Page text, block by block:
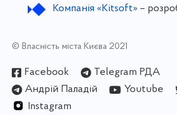
Компанія «Kitsoft»–
© Власність міста Києва 2021
Facebook
Telegram РДА
Андрій Паладій
Youtube
Instagram